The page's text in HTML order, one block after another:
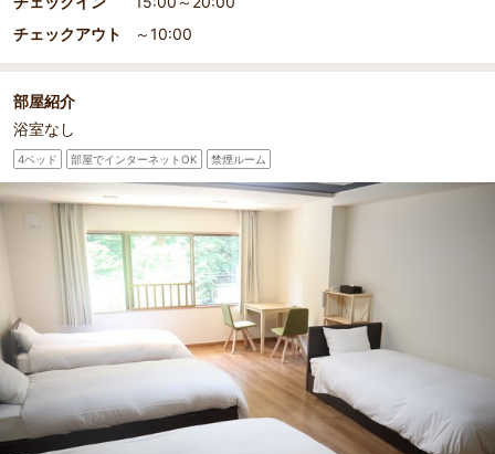
チェックアウト
～10:00
部屋紹介
浴室なし
4ベッド 部屋でインターネットOK 禁煙ルーム
部屋詳細
お部屋イメージ①